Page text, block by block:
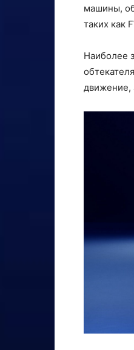
машины,
таких как
Наиболее
движение,